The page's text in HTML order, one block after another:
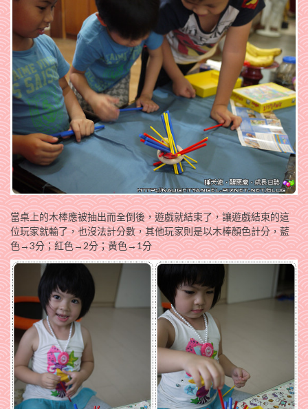
當桌上的木棒應被抽出而全倒後，遊戲就結束了，讓遊戲結束的這
位玩家就輸了，也沒法計分數，其他玩家則是以木棒顏色計分，藍
色→3分；紅色→2分；黄色→1分